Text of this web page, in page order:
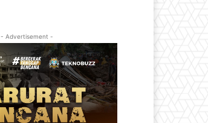
- Advertisement -